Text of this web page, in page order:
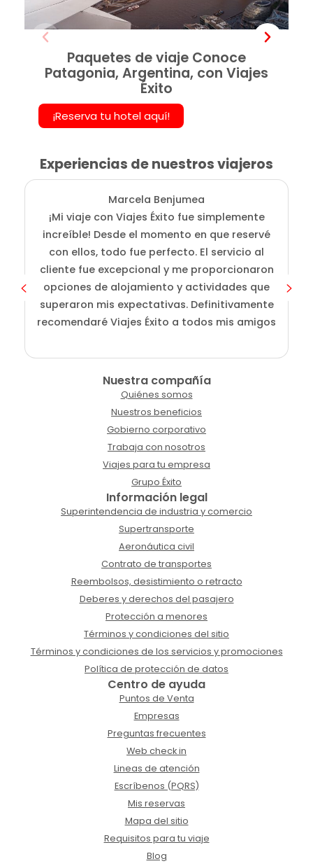
Paquetes de viaje Conoce
Patagonia, Argentina, con Viajes
Éxito
¡Reserva tu hotel aquí!
Experiencias de nuestros viajeros
Marcela Benjumea
¡Mi viaje con Viajes Éxito fue simplemente
increíble! Desde el momento en que reservé
con ellos, todo fue perfecto. El servicio al
cliente fue excepcional y me proporcionaron
opciones de alojamiento y actividades que
superaron mis expectativas. Definitivamente
recomendaré Viajes Éxito a todos mis amigos
Nuestra compañía
Quiénes somos
Nuestros beneficios
Gobierno corporativo
Trabaja con nosotros
Viajes para tu empresa
Grupo Éxito
Información legal
Superintendencia de industria y comercio
Supertransporte
Aeronáutica civil
Contrato de transportes
Reembolsos, desistimiento o retracto
Deberes y derechos del pasajero
Protección a menores
Términos y condiciones del sitio
Términos y condiciones de los servicios y promociones
Política de protección de datos
Centro de ayuda
Puntos de Venta
Empresas
Preguntas frecuentes
Web check in
Lineas de atención
Escríbenos (PQRS)
Mis reservas
Mapa del sitio
Requisitos para tu viaje
Blog